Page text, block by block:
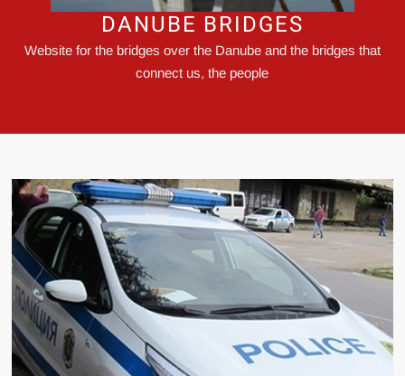
DANUBE BRIDGES
Website for the bridges over the Danube and the bridges that
connect us, the people